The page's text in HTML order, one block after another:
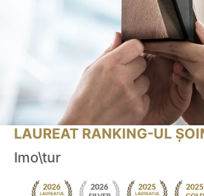
LAUREAT RANKING-UL
Imo\tur